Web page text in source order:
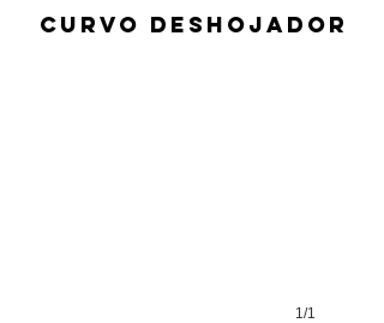
Curvo Deshojador
1/1